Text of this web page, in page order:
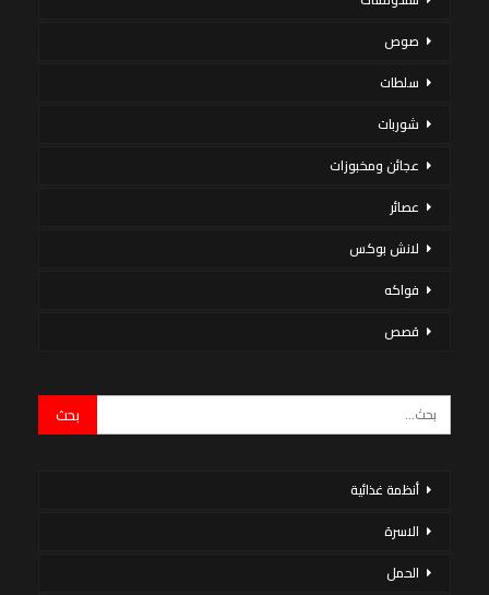
صوص
سلطات
شوربات
عجائن ومخبوزات
عصائر
لانش بوكس
فواكه
قصص
أنظمة غذائية
الاسرة
الحمل